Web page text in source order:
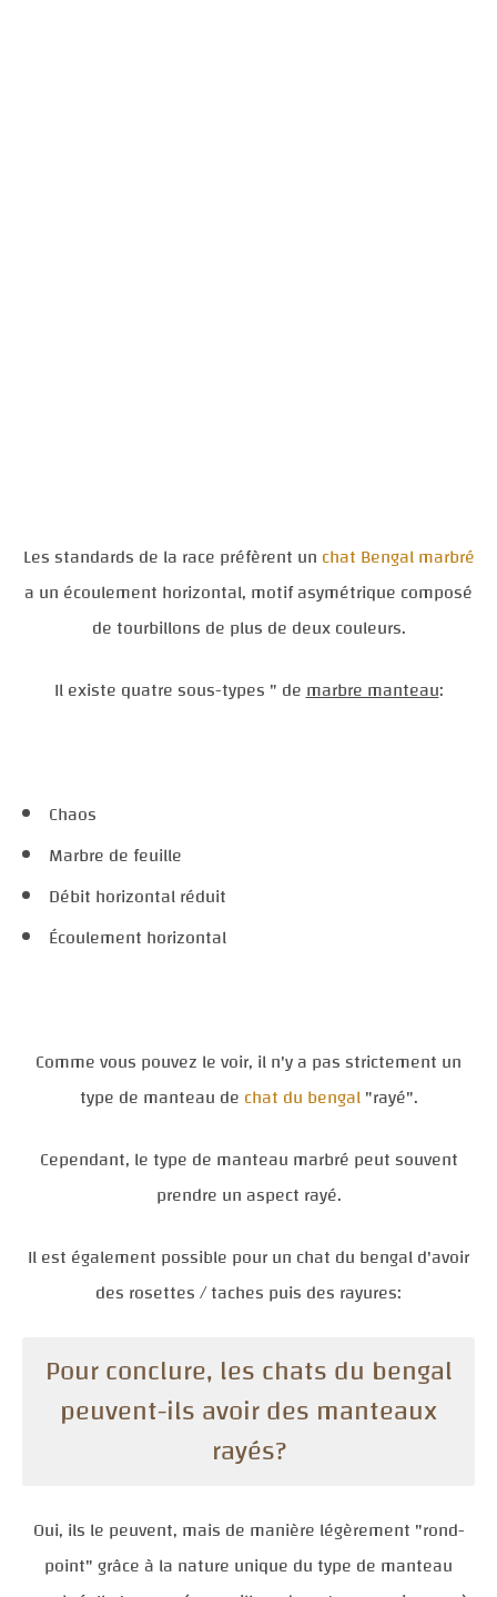
Les standards de la race préfèrent un chat Bengal marbré
a un écoulement horizontal, motif asymétrique composé
de tourbillons de plus de deux couleurs.
Il existe quatre sous-types " demarbre manteau:
Chaos
Marbre de feuille
Débit horizontal réduit
Écoulement horizontal
Comme vous pouvez le voir, il n'y a pas strictement un
type de manteau de chat du bengal"rayé".
Cependant, le type de manteau marbré peut souvent
prendre un aspect rayé.
Il est également possible pour un chat du bengal d'avoir
des rosettes / taches puis des rayures:
Pour conclure, les chats du bengal
peuvent-ils avoir des manteaux
rayés?
Oui, ils le peuvent, mais de manière légèrement "rond-
point" grâce à la nature unique du type de manteau